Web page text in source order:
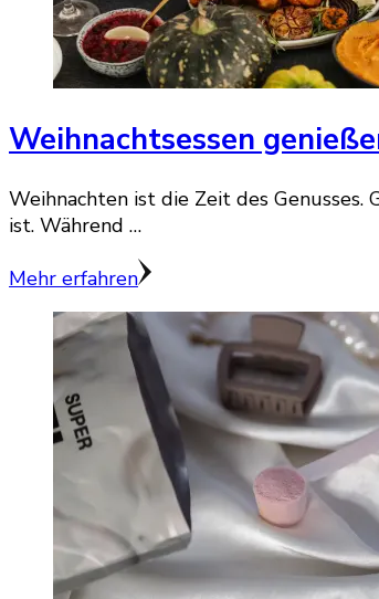
Weihnachtsessen
Weihnachten ist die Zeit des
ist. Während …
Mehr erfahren